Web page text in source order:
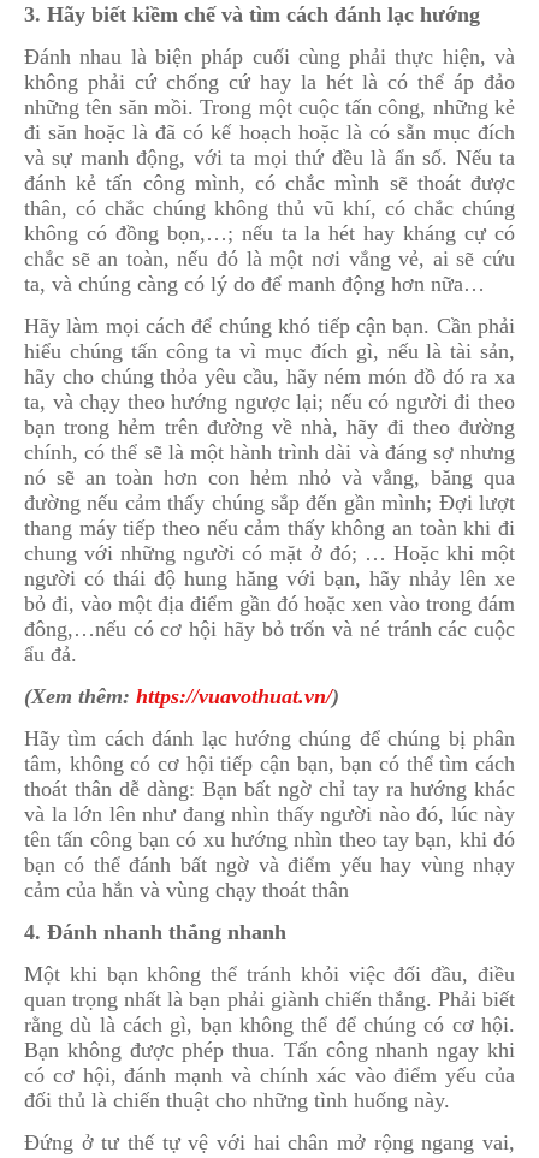
3. Hãy biết kiềm chế và tìm cách đánh lạc hướng
Đánh nhau là biện pháp cuối cùng phải thực hiện, và
không phải cứ chống cứ hay la hét là có thể áp đảo
những tên săn mồi. Trong một cuộc tấn công, những kẻ
đi săn hoặc là đã có kế hoạch hoặc là có sẵn mục đích
và sự manh động, với ta mọi thứ đều là ẩn số. Nếu ta
đánh kẻ tấn công mình, có chắc mình sẽ thoát được
thân, có chắc chúng không thủ vũ khí, có chắc chúng
không có đồng bọn,…; nếu ta la hét hay kháng cự có
chắc sẽ an toàn, nếu đó là một nơi vắng vẻ, ai sẽ cứu
ta, và chúng càng có lý do để manh động hơn nữa…
Hãy làm mọi cách để chúng khó tiếp cận bạn. Cần phải
hiểu chúng tấn công ta vì mục đích gì, nếu là tài sản,
hãy cho chúng thỏa yêu cầu, hãy ném món đồ đó ra xa
ta, và chạy theo hướng ngược lại; nếu có người đi theo
bạn trong hẻm trên đường về nhà, hãy đi theo đường
chính, có thể sẽ là một hành trình dài và đáng sợ nhưng
nó sẽ an toàn hơn con hẻm nhỏ và vắng, băng qua
đường nếu cảm thấy chúng sắp đến gần mình; Đợi lượt
thang máy tiếp theo nếu cảm thấy không an toàn khi đi
chung với những người có mặt ở đó; … Hoặc khi một
người có thái độ hung hăng với bạn, hãy nhảy lên xe
bỏ đi, vào một địa điểm gần đó hoặc xen vào trong đám
đông,…nếu có cơ hội hãy bỏ trốn và né tránh các cuộc
ẩu đả.
(Xem thêm: https://vuavothuat.vn/)
Hãy tìm cách đánh lạc hướng chúng để chúng bị phân
tâm, không có cơ hội tiếp cận bạn, bạn có thể tìm cách
thoát thân dễ dàng: Bạn bất ngờ chỉ tay ra hướng khác
và la lớn lên như đang nhìn thấy người nào đó, lúc này
tên tấn công bạn có xu hướng nhìn theo tay bạn, khi đó
bạn có thể đánh bất ngờ và điểm yếu hay vùng nhạy
cảm của hắn và vùng chạy thoát thân
4. Đánh nhanh thắng nhanh
Một khi bạn không thể tránh khỏi việc đối đầu, điều
quan trọng nhất là bạn phải giành chiến thắng. Phải biết
rằng dù là cách gì, bạn không thể để chúng có cơ hội.
Bạn không được phép thua. Tấn công nhanh ngay khi
có cơ hội, đánh mạnh và chính xác vào điểm yếu của
đối thủ là chiến thuật cho những tình huống này.
Đứng ở tư thế tự vệ với hai chân mở rộng ngang vai,